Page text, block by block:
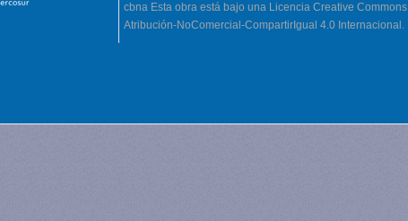
cbna Esta obra está bajo una Licencia Creative Commons
Atribución-NoComercial-CompartirIgual 4.0 Internacional.